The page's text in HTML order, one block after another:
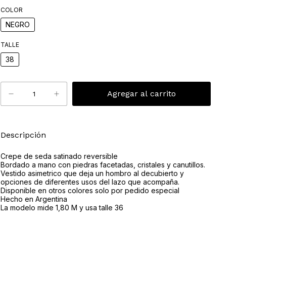
COLOR
NEGRO
TALLE
38
Descripción
Crepe de seda satinado reversible
Bordado a mano con piedras facetadas, cristales y canutillos.
Vestido asimetrico que deja un hombro al decubierto y
opciones de diferentes usos del lazo que acompaña.
Disponible en otros colores solo por pedido especial
Hecho en Argentina
La modelo mide 1,80 M y usa talle 36